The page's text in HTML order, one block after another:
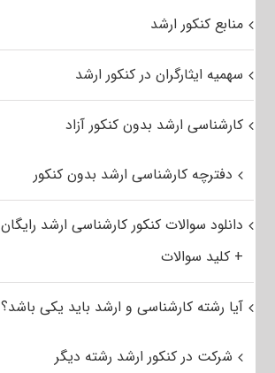
منابع کنکور ارشد
سهمیه ایثارگران در کنکور ارشد
کارشناسی ارشد بدون کنکور آزاد
دفترچه کارشناسی ارشد بدون کنکور
دانلود سوالات کنکور کارشناسی ارشد رایگان
+ کلید سوالات
آیا رشته کارشناسی و ارشد باید یکی باشد؟
شرکت در کنکور ارشد رشته دیگر